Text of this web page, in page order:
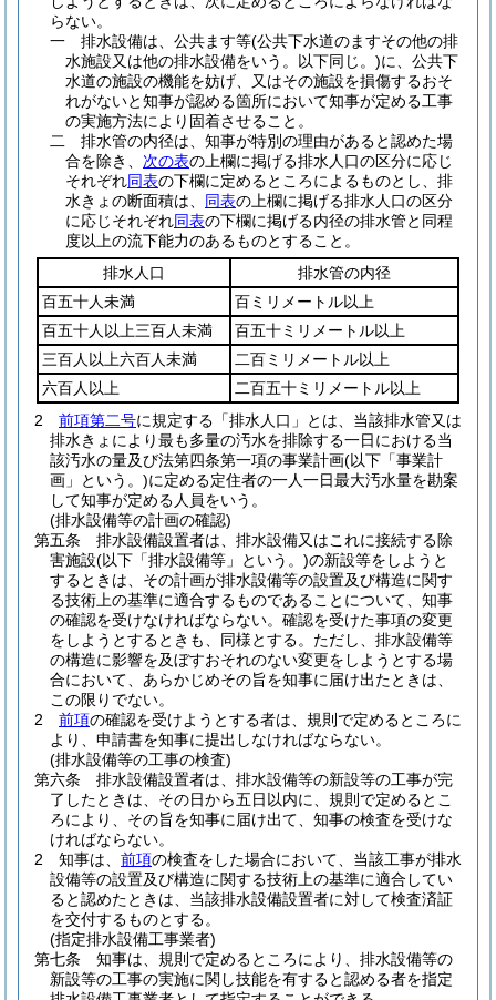
らない。
一
排水設備は、公共ます等(公共下水道のますその他の排
水施設又は他の排水設備をいう。以下同じ。)に、公共下
水道の施設の機能を妨げ、又はその施設を損傷するおそ
れがないと知事が認める箇所において知事が定める工事
の実施方法により固着させること。
二
排水管の内径は、知事が特別の理由があると認めた場
合を除き、 次の表の上欄に掲げる排水人口の区分に応じ
それぞれ同表の下欄に定めるところによるものとし、排
水きょの断面積は、 同表の上欄に掲げる排水人口の区分
に応じそれぞれ同表の下欄に掲げる内径の排水管と同程
度以上の流下能力のあるものとすること。
排水人口
排水管の内径
百五十人未満
百ミリメートル以上
百五十人以上三百人未満
百五十ミリメートル以上
三百人以上六百人未満
二百ミリメートル以上
六百人以上
二百五十ミリメートル以上
2
前項第二号に規定する「排水人口」とは、当該排水管又は
排水きょにより最も多量の汚水を排除する一日における当
該汚水の量及び法第四条第一項の事業計画(以下「事業計
画」という。)に定める定住者の一人一日最大汚水量を勘案
して知事が定める人員をいう。
(排水設備等の計画の確認)
第五条
排水設備設置者は、排水設備又はこれに接続する除
害施設(以下「排水設備等」という。)の新設等をしようと
するときは、その計画が排水設備等の設置及び構造に関す
る技術上の基準に適合するものであることについて、知事
の確認を受けなければならない。 確認を受けた事項の変更
をしようとするときも、同様とする。 ただし、排水設備等
の構造に影響を及ぼすおそれのない変更をしようとする場
合において、あらかじめその旨を知事に届け出たときは、
この限りでない。
2
前項の確認を受けようとする者は、規則で定めるところに
より、申請書を知事に提出しなければならない。
(排水設備等の工事の検査)
第六条
排水設備設置者は、排水設備等の新設等の工事が完
了したときは、その日から五日以内に、規則で定めるとこ
ろにより、その旨を知事に届け出て、知事の検査を受けな
ければならない。
2
知事は、 前項の検査をした場合において、当該工事が排水
設備等の設置及び構造に関する技術上の基準に適合してい
ると認めたときは、当該排水設備設置者に対して検査済証
を交付するものとする。
(指定排水設備工事業者)
第七条
知事は、規則で定めるところにより、排水設備等の
新設等の工事の実施に関し技能を有すると認める者を指定